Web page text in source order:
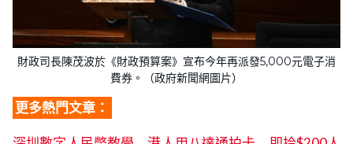
財政司長陳茂波於《財政預算案》宣布今年再派發5,000元電子消
費券。（政府新聞網圖片）
更多熱門文章：